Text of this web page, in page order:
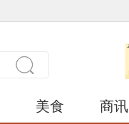
美食 商讯